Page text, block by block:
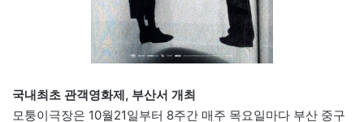
국내최초 관객영화제, 부산서 개최
모퉁이극장은 10월21일부터 8주간 매주 목요일마다 부산 중구